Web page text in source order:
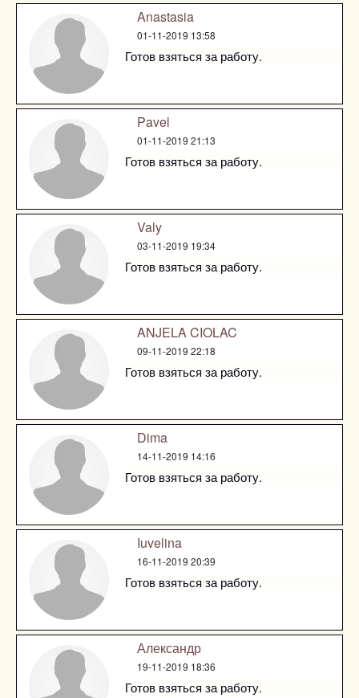
Anastasia
01-11-2019 13:58
Готов взяться за работу.
Pavel
01-11-2019 21:13
Готов взяться за работу.
Valy
03-11-2019 19:34
Готов взяться за работу.
ANJELA CIOLAC
09-11-2019 22:18
Готов взяться за работу.
Dima
14-11-2019 14:16
Готов взяться за работу.
Iuvelina
16-11-2019 20:39
Готов взяться за работу.
Александр
19-11-2019 18:36
Готов взяться за работу.